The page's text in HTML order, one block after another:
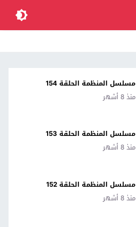
مسلسل المنظمة الحلقة 154
منذ 8 أشهر
مسلسل المنظمة الحلقة 153
منذ 8 أشهر
مسلسل المنظمة الحلقة 152
منذ 8 أشهر